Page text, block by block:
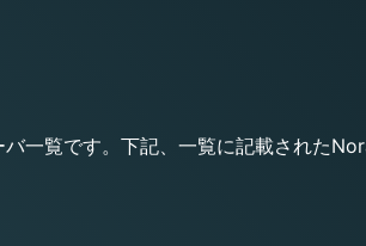
一覧です。下記、一覧に記載された